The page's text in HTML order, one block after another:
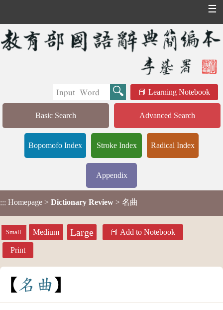
☰
Learning Notebook
Basic Search Advanced Search
Bopomofo Index Stroke Index Radical Index
Appendix
::: Homepage > Dictionary Review > 名曲
Small Medium Large Add to Notebook
Print
名 曲